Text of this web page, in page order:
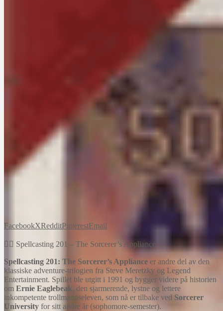
FacebookXRedditPinterestEmail
🧙‍♂️ Spellcasting 201 – The Sorcerer’s Appliance.
Spellcasting 201: The Sorcerer’s Appliance er andre del av den
klassiske adventure-trilogien fra Steve Meretzky og Legend
Entertainment. Spillet ble utgitt i 1991 og bygger videre på historien
om Ernie Eaglebeak, den sjarmerende, lystne og lettere
inkompetente trollmannseleven, som nå er tilbake ved Sorcerer
University for sitt andre år (sophomore-semester).